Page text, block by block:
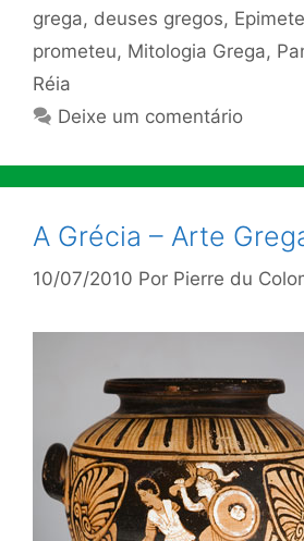
grega, deuses gregos,
prometeu, Mitologia Grega,
Réia
Deixe um comentário
A Grécia – Arte
10/07/2010 Por Pierre du